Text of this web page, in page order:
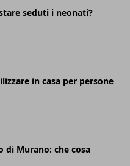
seduti i neonati?
in casa per persone
di Murano: che cosa